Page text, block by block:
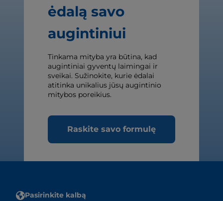
ėdalą savo
augintiniui
Tinkama mityba yra būtina, kad
augintiniai gyventų laimingai ir
sveikai. Sužinokite, kurie ėdalai
atitinka unikalius jūsų augintinio
mitybos poreikius.
Raskite savo formulę
Pasirinkite kalbą